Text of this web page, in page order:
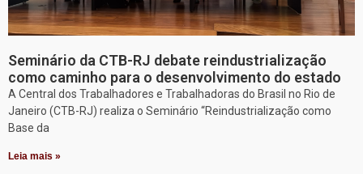
Seminário da CTB-RJ debate reindustrialização
como caminho para o desenvolvimento do estado
A Central dos Trabalhadores e Trabalhadoras do Brasil no Rio de
Janeiro (CTB-RJ) realiza o Seminário “Reindustrialização como
Base da
Leia mais »